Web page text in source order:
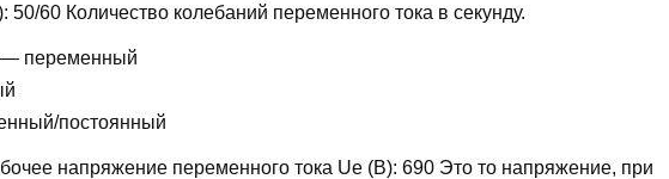
50/60 Количество колебаний переменного тока в секунду.
переменный
постоянный
напряжение переменного тока Ue (В): 690 Это то напряжение, при